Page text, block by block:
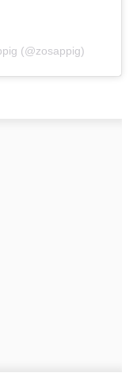
(@zosappig)